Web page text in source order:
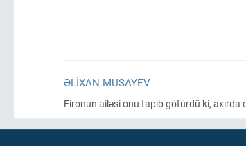
ƏLIXAN MUSAYEV
Fironun ailəsi onu tapıb götürdü ki,